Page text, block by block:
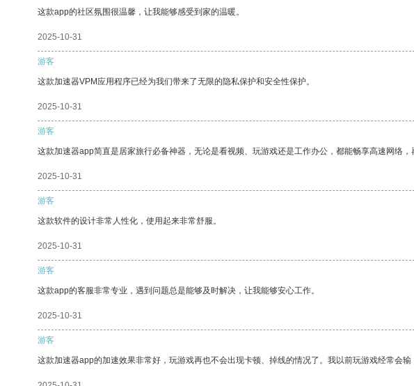
这款app的社区氛围很温馨，让我能够感受到家的温暖。
2025-10-31
游客
这款加速器VPM应用程序已经为我们带来了无限的隐私保护和安全性保护。
2025-10-31
游客
这款加速器app简直是居家旅行必备神器，无论是看视频、玩游戏还是工作办公，都能畅享高速网络，
2025-10-31
游客
这款软件的设计非常人性化，使用起来非常舒服。
2025-10-31
游客
这款app的客服非常专业，遇到问题总是能够及时解决，让我能够安心工作。
2025-10-31
游客
这款加速器app的加速效果非常好，玩游戏再也不会出现卡顿、掉线的情况了。我以前玩游戏经常会输